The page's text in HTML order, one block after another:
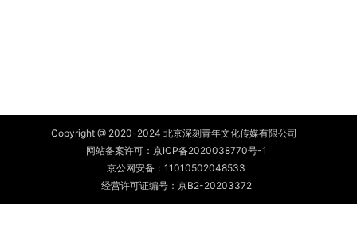
Copyright @ 2020-2024 北京深刻青年文化传媒有限公司
网站备案许可： 京ICP备2020038770号-1
京公网安备： 11010502048533
经营许可证编号：京B2-20203372